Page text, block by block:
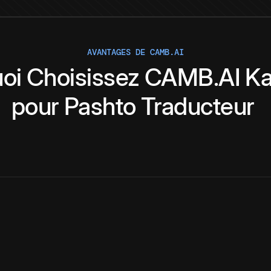
AVANTAGES DE CAMB.AI
Choisissez CAMB.AI
pour Pashto Traducteur